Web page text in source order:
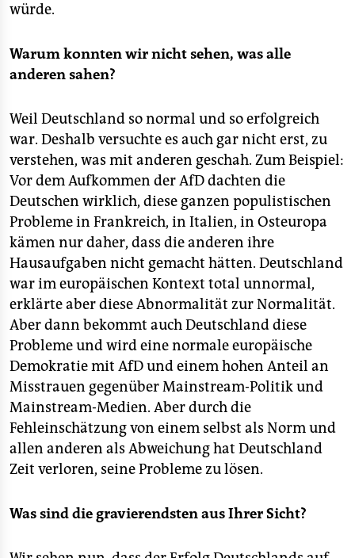
würde.
Warum konnten wir nicht sehen, was alle
anderen sahen?
Weil Deutschland so normal und so erfolgreich
war. Deshalb versuchte es auch gar nicht erst, zu
verstehen, was mit anderen geschah. Zum Beispiel:
Vor dem Aufkommen der AfD dachten die
Deutschen wirklich, diese ganzen populistischen
Probleme in Frankreich, in Italien, in Osteuropa
kämen nur daher, dass die anderen ihre
Hausaufgaben nicht gemacht hätten. Deutschland
war im europäischen Kontext total unnormal,
erklärte aber diese Abnormalität zur Normalität.
Aber dann bekommt auch Deutschland diese
Probleme und wird eine normale europäische
Demokratie mit AfD und einem hohen Anteil an
Misstrauen gegenüber Mainstream-Politik und
Mainstream-Medien. Aber durch die
Fehleinschätzung von einem selbst als Norm und
allen anderen als Abweichung hat Deutschland
Zeit verloren, seine Probleme zu lösen.
Was sind die gravierendsten aus Ihrer Sicht?